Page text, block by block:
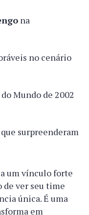
na
no cenário
Mundo de 2002
surpreenderam
um vínculo forte
de ver seu time
única. É uma
em